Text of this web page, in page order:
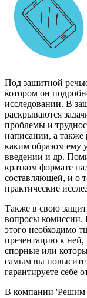
Под защитной
котором он
исследовании. В
раскрываются
проблемы и
написании, а также
каким образом ему
введении и др.
кратком формате
составляющей, и о
практические
Также в свою
вопросы комиссии.
этого необходимо
презентацию к ней,
спорные или
самым вы повысите
гарантируете себе
В компании 'Решим'